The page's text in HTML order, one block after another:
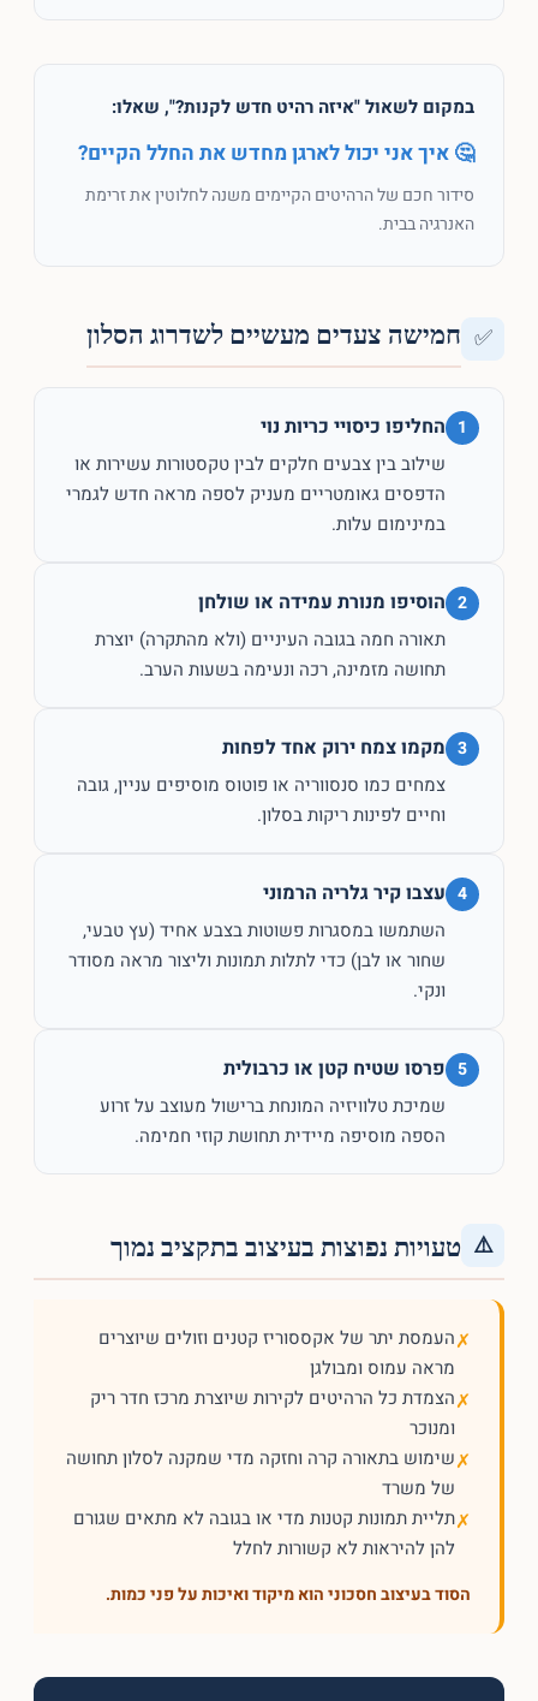
במקום לשאול "איזה רהיט חדש לקנות?", שאלו:
🤔 איך אני יכול לארגן מחדש את החלל הקיים?
סידור חכם של הרהיטים הקיימים משנה לחלוטין את זרימת
האנרגיה בבית.
✅ חמישה צעדים מעשיים לשדרוג הסלון
1 החליפו כיסויי כריות נוי
שילוב בין צבעים חלקים לבין טקסטורות עשירות או
הדפסים גאומטריים מעניק לספה מראה חדש לגמרי
במינימום עלות.
2 הוסיפו מנורת עמידה או שולחן
תאורה חמה בגובה העיניים (ולא מהתקרה) יוצרת
תחושה מזמינה, רכה ונעימה בשעות הערב.
3 מקמו צמח ירוק אחד לפחות
צמחים כמו סנסווריה או פוטוס מוסיפים עניין, גובה
וחיים לפינות ריקות בסלון.
4 עצבו קיר גלריה הרמוני
השתמשו במסגרות פשוטות בצבע אחיד (עץ טבעי,
שחור או לבן) כדי לתלות תמונות וליצור מראה מסודר
ונקי.
5 פרסו שטיח קטן או כרבולית
שמיכת טלוויזיה המונחת ברישול מעוצב על זרוע
הספה מוסיפה מיידית תחושת קוזי חמימה.
⚠️ טעויות נפוצות בעיצוב בתקציב נמוך
✗העמסת יתר של אקססוריז קטנים וזולים שיוצרים
מראה עמוס ומבולגן
✗הצמדת כל הרהיטים לקירות שיוצרת מרכז חדר ריק
ומנוכר
✗שימוש בתאורה קרה וחזקה מדי שמקנה לסלון תחושה
של משרד
✗תליית תמונות קטנות מדי או בגובה לא מתאים שגורם
להן להיראות לא קשורות לחלל
הסוד בעיצוב חסכוני הוא מיקוד ואיכות על פני כמות.